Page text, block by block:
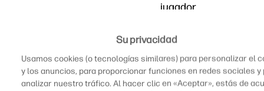
jugador
PC,
hayas
escuchado
Su privacidad
Usamos cookies (o tecnologías similares) para personalizar el
y los anuncios, para proporcionar funciones en redes sociales y
analizar nuestro tráfico. Al hacer clic en «Aceptar», estás de